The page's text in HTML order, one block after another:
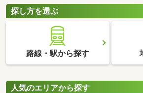
えるお部屋を見つけてくださいね。
探し方を選ぶ
路線・駅から探す
人気のエリアから探す